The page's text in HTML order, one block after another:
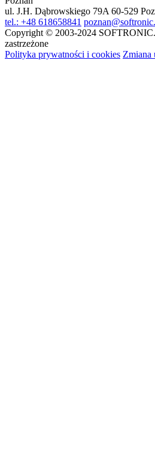
ul. J.H. Dąbrowskiego 79A 60-529
tel.: +48 618658841
Copyright © 2003-2024
zastrzeżone
Polityka prywatności i cookies Zmiana